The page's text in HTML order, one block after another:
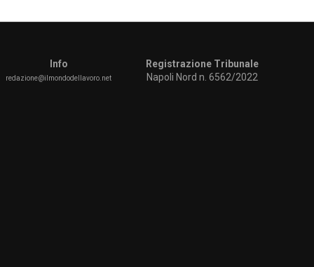
Info
redazione@ilmondodellavoro.net
Registrazione Tribunale
Napoli Nord n. 6562/2022